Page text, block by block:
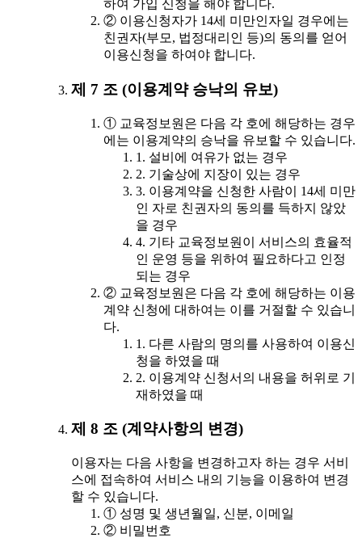
하여 가입 신청을 해야 합니다.
② 이용신청자가 14세 미만인자일 경우에는
친권자(부모, 법정대리인 등)의 동의를 얻어
이용신청을 하여야 합니다.
제 7 조 (이용계약 승낙의 유보)
① 교육정보원은 다음 각 호에 해당하는 경우
에는 이용계약의 승낙을 유보할 수 있습니다.
1. 설비에 여유가 없는 경우
2. 기술상에 지장이 있는 경우
3. 이용계약을 신청한 사람이 14세 미만
인 자로 친권자의 동의를 득하지 않았
을 경우
4. 기타 교육정보원이 서비스의 효율적
인 운영 등을 위하여 필요하다고 인정
되는 경우
② 교육정보원은 다음 각 호에 해당하는 이용
계약 신청에 대하여는 이를 거절할 수 있습니
다.
1. 다른 사람의 명의를 사용하여 이용신
청을 하였을 때
2. 이용계약 신청서의 내용을 허위로 기
재하였을 때
제 8 조 (계약사항의 변경)
이용자는 다음 사항을 변경하고자 하는 경우 서비
스에 접속하여 서비스 내의 기능을 이용하여 변경
할 수 있습니다.
① 성명 및 생년월일, 신분, 이메일
② 비밀번호